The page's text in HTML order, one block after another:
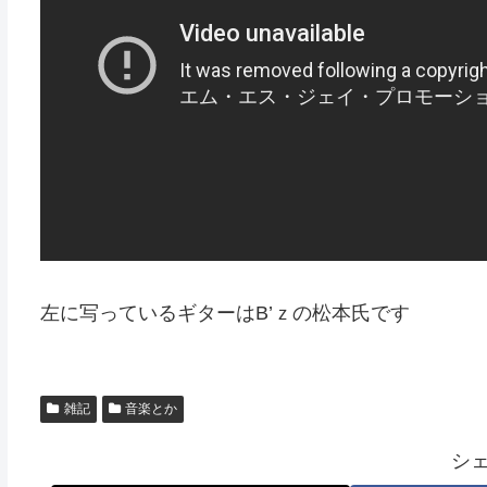
左に写っているギターはB’ｚの松本氏です
雑記 音楽とか
シ